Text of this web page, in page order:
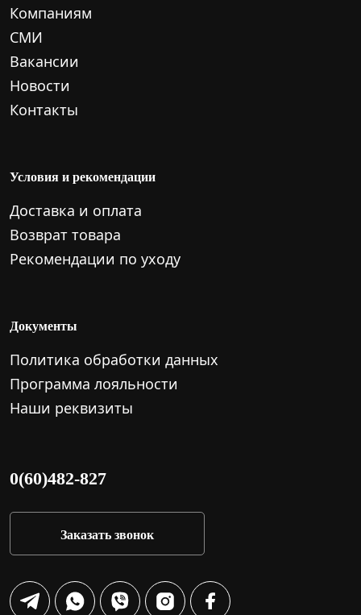
Компаниям
СМИ
Вакансии
Новости
Контакты
Условия и рекомендации
Доставка и оплата
Возврат товара
Рекомендации по уходу
Документы
Политика обработки данных
Программа лояльности
Наши реквизиты
0(60)482-827
Заказать звонок